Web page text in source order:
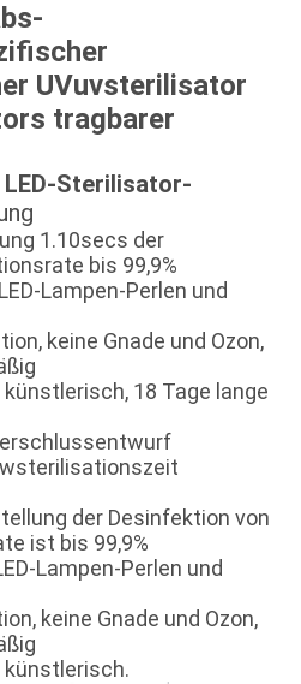
UVuvsterilisator
tragbarer
Sterilisator-
1.10secs der
bis 99,9%
Lampen-Perlen und
keine Gnade und Ozon,
18 Tage lange
der Desinfektion von
ist bis 99,9%
Lampen-Perlen und
keine Gnade und Ozon,
künstlerisch.